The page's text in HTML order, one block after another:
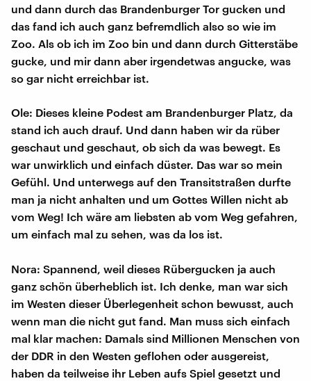
und dann durch das Brandenburger Tor gucken und
das fand ich auch ganz befremdlich also so wie im
Zoo. Als ob ich im Zoo bin und dann durch Gitterstäbe
gucke, und mir dann aber irgendetwas angucke, was
so gar nicht erreichbar ist.
Ole: Dieses kleine Podest am Brandenburger Platz, da
stand ich auch drauf. Und dann haben wir da rüber
geschaut und geschaut, ob sich da was bewegt. Es
war unwirklich und einfach düster. Das war so mein
Gefühl. Und unterwegs auf den Transitstraßen durfte
man ja nicht anhalten und um Gottes Willen nicht ab
vom Weg! Ich wäre am liebsten ab vom Weg gefahren,
um einfach mal zu sehen, was da los ist.
Nora: Spannend, weil dieses Rübergucken ja auch
ganz schön überheblich ist. Ich denke, man war sich
im Westen dieser Überlegenheit schon bewusst, auch
wenn man die nicht gut fand. Man muss sich einfach
mal klar machen: Damals sind Millionen Menschen von
der DDR in den Westen geflohen oder ausgereist,
haben da teilweise ihr Leben aufs Spiel gesetzt und